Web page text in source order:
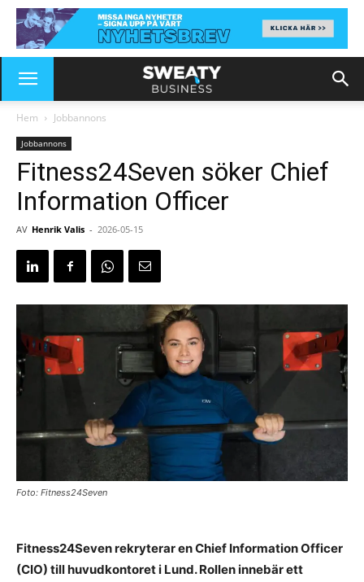
Hem Jobbannons
Jobbannons
Fitness24Seven söker Chief
Information Officer
AV Henrik Valis - 2026-05-15
Foto: Fitness24Seven
Fitness24Seven rekryterar en Chief Information Officer
(CIO) till huvudkontoret i Lund. Rollen innebär ett